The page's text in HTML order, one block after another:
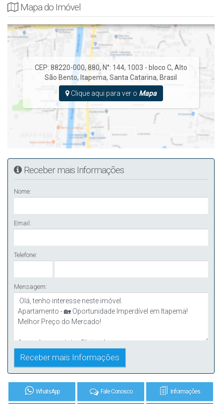
Mapa do Imóvel
CEP: 88220-000, 880, N°: 144, 1003 - bloco C, Alto
São Bento, Itapema,Santa Catarina, Brasil
Clique aqui para ver o Mapa
Receber mais Informações
Nome:
Email:
Telefone:
Mensagem:
WhatsApp Fale Conosco Informações